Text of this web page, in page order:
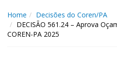
Home
Decisões do Coren/PA
DECISÃO 561.24 – Aprova
COREN-PA 2025